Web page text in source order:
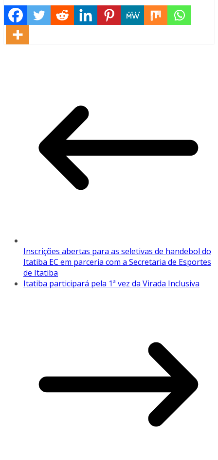
Inscrições abertas para as seletivas de handebol do
Itatiba EC em parceria com a Secretaria de Esportes
de Itatiba
Itatiba participará pela 1ª vez da Virada Inclusiva